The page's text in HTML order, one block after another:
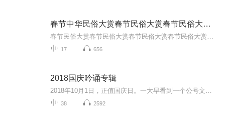
春节中华民俗大赏春节民俗大赏春节民俗大赏春节民俗
17 656
2018国庆吟诵专辑
38 2592